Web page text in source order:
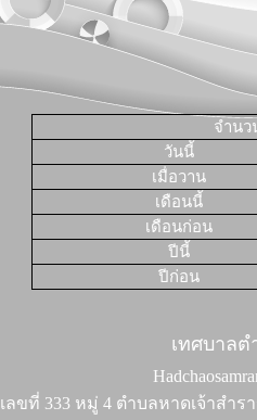
จำนว
วันนี้
เมื่อวาน
เดือนนี้
เดือนก่อน
ปีนี้
ปีก่อน
เทศบาล
เลขที่ 333 หมู่ 4 ตำบลหาดเจ้าสำร